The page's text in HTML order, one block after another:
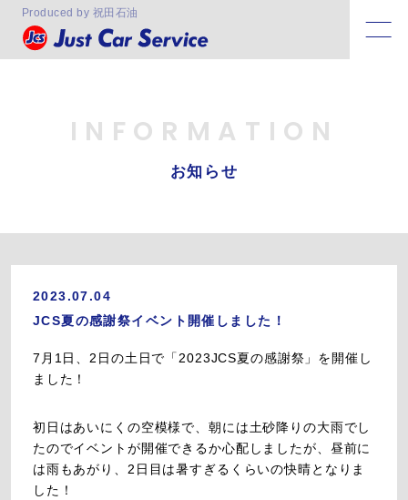
Produced by 祝田石油
INFORMATION
お知らせ
2023.07.04
JCS夏の感謝祭イベント開催しました！
7月1日、2日の土日で「2023JCS夏の感謝祭」を開催し
ました！
初日はあいにくの空模様で、朝には土砂降りの大雨でし
たのでイベントが開催できるか心配しましたが、昼前に
は雨もあがり、2日目は暑すぎるくらいの快晴となりま
した！